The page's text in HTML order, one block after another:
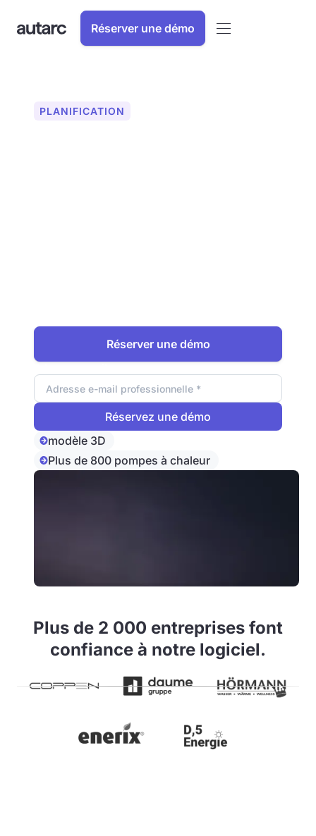
Réserver une démo
PLANIFICATION
Réserver une démo
modèle 3D
Plus de 800 pompes à chaleur
Plus de 2 000 entreprises font
confiance à notre logiciel.